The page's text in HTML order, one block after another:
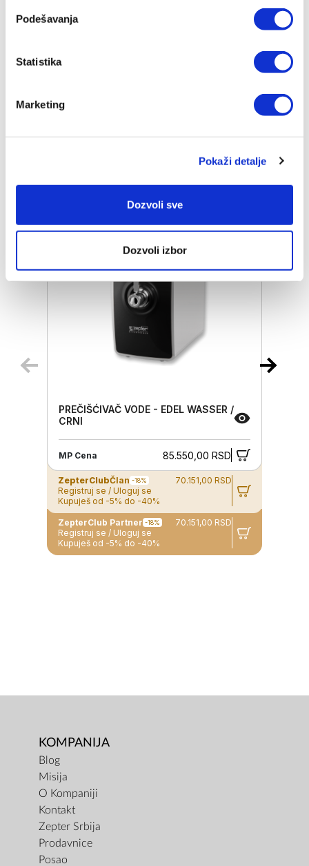
Podešavanja
Statistika
Marketing
Pokaži detalje
Dozvoli sve
Dozvoli izbor
0,27
PRIMENA
Filter za uređaj Edel Wasser (PWC-670-BLACK / PWC-
Slični proizvodi
PREČIŠĆIVAČ VODE - EDEL WASSER /
CRNI
MP Cena 85.550,00 RSD
ZepterClubČlan -18%
70.151,00 RSD
Registruj se / Uloguj se
Kupuješ od -5% do -40%
ZepterClub Partner -18%
70.151,00 RSD
Registruj se / Uloguj se
Kupuješ od -5% do -40%
KOMPANIJA
Blog
Misija
O Kompaniji
Kontakt
Zepter Srbija
Prodavnice
Posao